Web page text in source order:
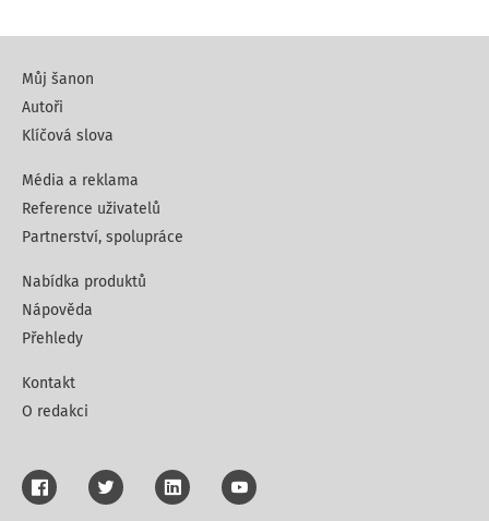
Můj šanon
Autoři
Klíčová slova
Média a reklama
Reference uživatelů
Partnerství, spolupráce
Nabídka produktů
Nápověda
Přehledy
Kontakt
O redakci